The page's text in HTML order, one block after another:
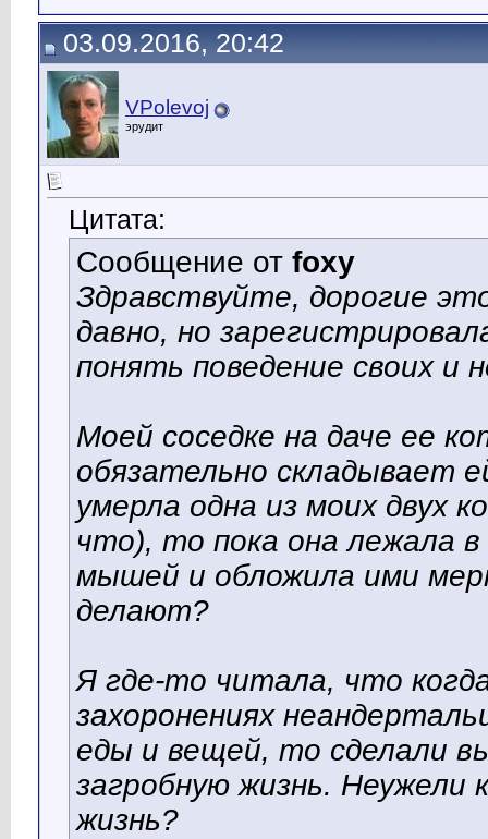
03.09.2016, 20:42
VPolevoj
эрудит
Цитата:
Сообщение от foxy
Здравствуйте, дорогие
давно, но
понять поведение своих и
Моей соседке на даче ее
обязательно складывает
умерла одна из моих двух
что), то пока она лежала
мышей и обложила ими
делают?
Я где-то читала, что
захоронениях
еды и вещей, то сделали
загробную жизнь. Неужели
жизнь?